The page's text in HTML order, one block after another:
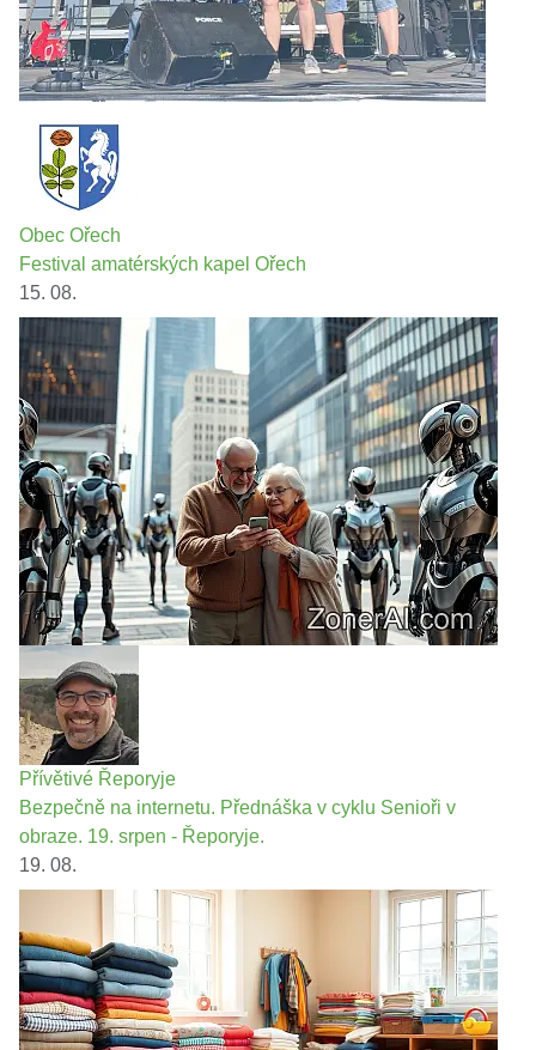
Obec Ořech
Festival amatérských kapel Ořech
15. 08.
Přívětivé Řeporyje
Bezpečně na internetu. Přednáška v cyklu Senioři v
obraze. 19. srpen - Řeporyje.
19. 08.